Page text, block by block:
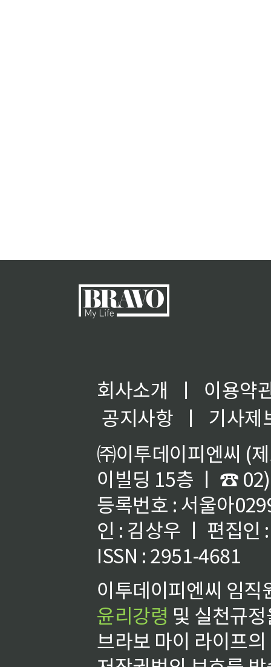
회사소개 ㅣ
이용약
공지사항
ㅣ
기사제
㈜이투데이피엔씨 (
이빌딩 15층 ㅣ ☎
등록번호 : 서울아
인 : 김상우 ㅣ 편집인
ISSN : 2951-4681
이투데이피엔씨 임
윤리강령 및 실천규
브라보 마이 라이프